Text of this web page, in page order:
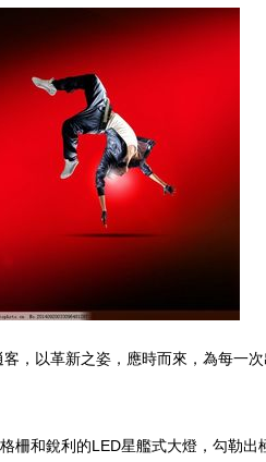
，以革新之姿，應時而來，為每一次
和銳利的LED星艦式大燈，勾勒